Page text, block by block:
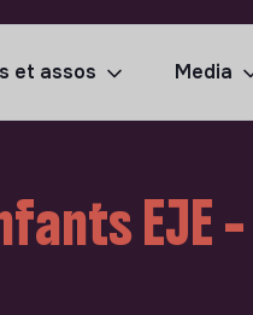
et assos Media
EJE -